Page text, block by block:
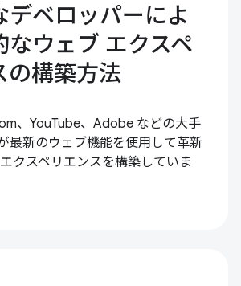
デベロッパーによ
なウェブ エクスペ
の構築方法
、YouTube、Adobe などの大手
最新のウェブ機能を使用して革新
クスペリエンスを構築していま